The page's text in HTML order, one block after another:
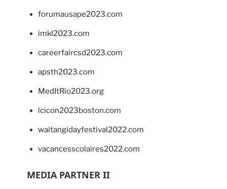
forumausape2023.com
imkl2023.com
careerfaircsd2023.com
apsth2023.com
MedItRio2023.org
lcicon2023boston.com
waitangidayfestival2022.com
vacancesscolaires2022.com
MEDIA PARTNER II